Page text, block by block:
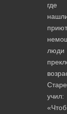
где
приют
люди
учил: